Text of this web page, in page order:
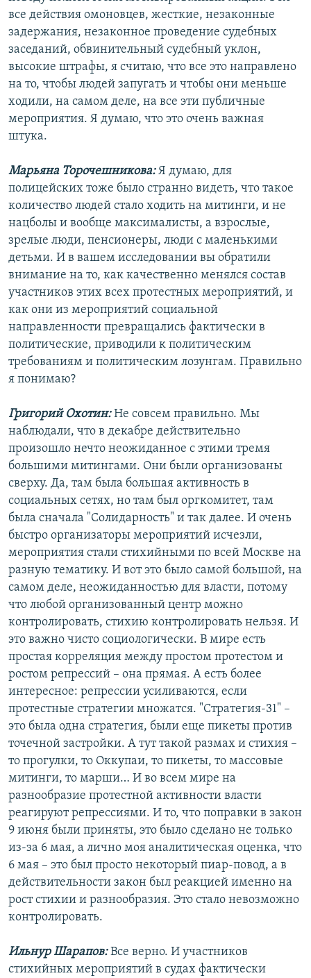
все действия омоновцев, жесткие, незаконные
задержания, незаконное проведение судебных
заседаний, обвинительный судебный уклон,
высокие штрафы, я считаю, что все это направлено
на то, чтобы людей запугать и чтобы они меньше
ходили, на самом деле, на все эти публичные
мероприятия. Я думаю, что это очень важная
штука.
Марьяна Торочешникова:Я думаю, для
полицейских тоже было странно видеть, что такое
количество людей стало ходить на митинги, и не
нацболы и вообще максималисты, а взрослые,
зрелые люди, пенсионеры, люди с маленькими
детьми. И в вашем исследовании вы обратили
внимание на то, как качественно менялся состав
участников этих всех протестных мероприятий, и
как они из мероприятий социальной
направленности превращались фактически в
политические, приводили к политическим
требованиям и политическим лозунгам. Правильно
я понимаю?
Григорий Охотин:Не совсем правильно. Мы
наблюдали, что в декабре действительно
произошло нечто неожиданное с этими тремя
большими митингами. Они были организованы
сверху. Да, там была большая активность в
социальных сетях, но там был оргкомитет, там
была сначала "Солидарность" и так далее. И очень
быстро организаторы мероприятий исчезли,
мероприятия стали стихийными по всей Москве на
разную тематику. И вот это было самой большой, на
самом деле, неожиданностью для власти, потому
что любой организованный центр можно
контролировать, стихию контролировать нельзя. И
это важно чисто социологически. В мире есть
простая корреляция между простом протестом и
ростом репрессий – она прямая. А есть более
интересное: репрессии усиливаются, если
протестные стратегии множатся. "Стратегия-31" –
это была одна стратегия, были еще пикеты против
точечной застройки. А тут такой размах и стихия –
то прогулки, то Оккупаи, то пикеты, то массовые
митинги, то марши… И во всем мире на
разнообразие протестной активности власти
реагируют репрессиями. И то, что поправки в закон
9 июня были приняты, это было сделано не только
из-за 6 мая, а лично моя аналитическая оценка, что
6 мая – это был просто некоторый пиар-повод, а в
действительности закон был реакцией именно на
рост стихии и разнообразия. Это стало невозможно
контролировать.
Ильнур Шарапов:Все верно. И участников
стихийных мероприятий в судах фактически